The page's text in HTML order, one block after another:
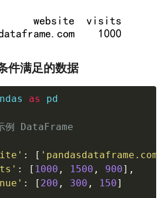
件满足的数据
as pd
例 DataFrame
: [ 'pandasdataframe.com'
: [ 1000 , 1500 , 900] ,
: [ 200 , 300 , 150]